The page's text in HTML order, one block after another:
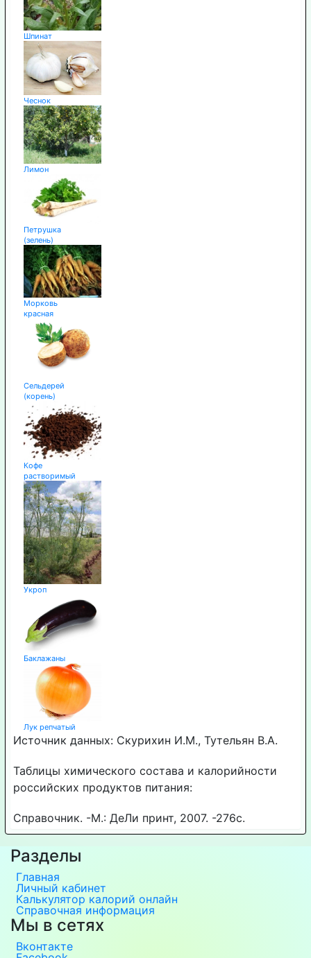
Шпинат
Чеснок
Лимон
Петрушка
(зелень)
Морковь
красная
Сельдерей
(корень)
Кофе
растворимый
Укроп
Баклажаны
Лук репчатый
Источник данных: Скурихин И.М., Тутельян В.А.
Таблицы химического состава и калорийности
российских продуктов питания:
Справочник. -М.: ДеЛи принт, 2007. -276с.
Разделы
Главная
Личный кабинет
Калькулятор калорий онлайн
Справочная информация
Мы в сетях
Вконтакте